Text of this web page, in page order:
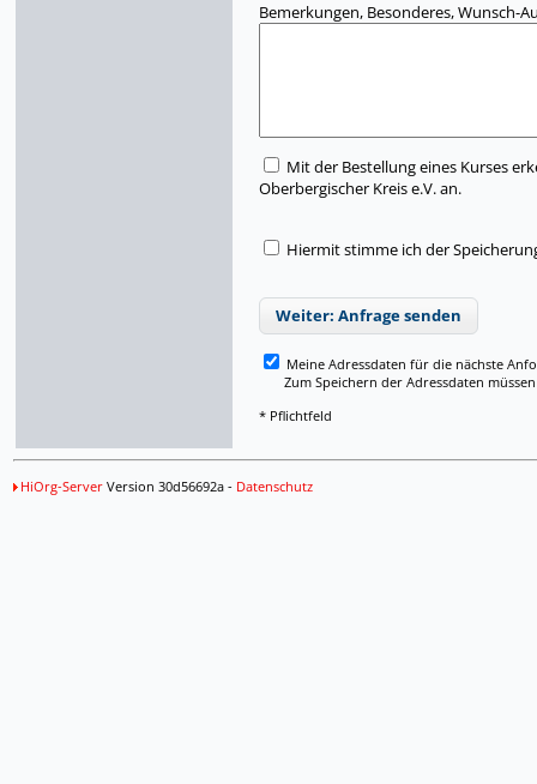
Bemerkungen, Besonderes, Wunsch-
Mit der Bestellung eines Kurses
Oberbergischer Kreis e.V. an.
Hiermit stimme ich der
Weiter: Anfrage senden
Meine Adressdaten für die nächste
Zum Speichern der Adressdaten müssen
* Pflichtfeld
HiOrg-ServerVersion 30d56692a - Datenschutz